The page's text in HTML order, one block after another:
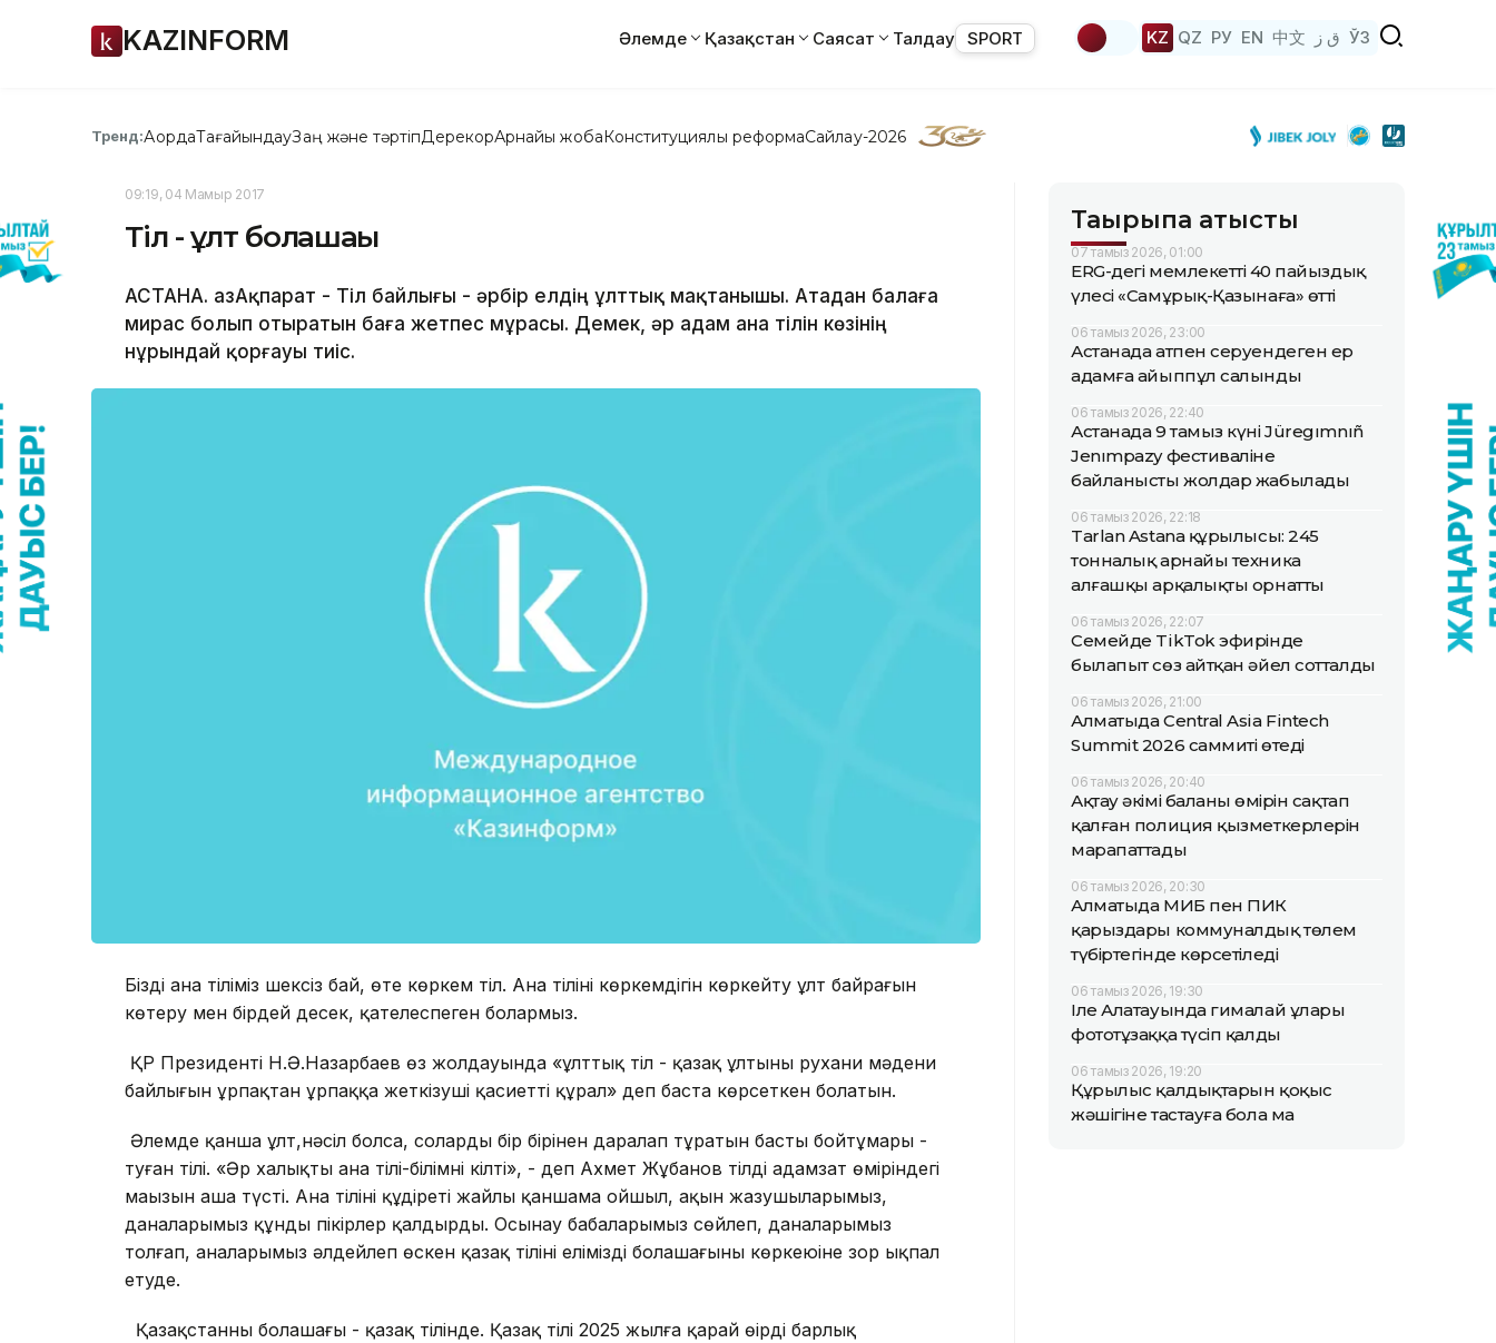
KAZINFORM Әлемде Қазақстан Саясат Талдау SPORT KZ QZ РУ EN 中文 ق ز ЎЗ
Тренд:АқордаТағайындауЗаң және тәртіпДерекқорАрнайы жобаКонституциялық реформаСайлау-2026
09:19, 04 Мамыр 2017
Тіл - ұлт болашағы
АСТАНА. ҚазАқпарат - Тіл байлығы - әрбір елдің ұлттық мақтанышы. Атадан балаға
мирас болып отыратын баға жетпес мұрасы. Демек, әр адам ана тілін көзінің
нұрындай қорғауы тиіс.
Біздің ана тіліміз шексіз бай, өте көркем тіл. Ана тілінің көркемдігін көркейту ұлт байрағын
көтеру мен бірдей десек, қателеспеген болармыз.
ҚР Президенті Н.Ә.Назарбаев өз жолдауында «ұлттық тіл - қазақ ұлтының рухани мәдени
байлығын ұрпақтан ұрпаққа жеткізуші қасиетті құрал» деп баста көрсеткен болатын.
Әлемде қанша ұлт,нәсіл болса, соларды бір бірінен даралап тұратын басты бойтұмары -
туған тілі. «Әр халықтың ана тілі-білімнің кілті», - деп Ахмет Жұбанов тілдің адамзат өміріндегі
маңызын аша түсті. Ана тілінің құдіреті жайлы қаншама ойшыл, ақын жазушыларымыз,
даналарымыз құнды пікірлер қалдырды. Осынау бабаларымыз сөйлеп, даналарымыз
толғап, аналарымыз әлдейлеп өскен қазақ тілінің еліміздің болашағының көркеюіне зор ықпал
етуде.
Қазақстанның болашағы - қазақ тілінде. Қазақ тілі 2025 жылға қарай өңірдің барлық
Тақырыпқа қатысты
07 тамыз 2026, 01:00
ERG-дегі мемлекеттің 40 пайыздық
үлесі «Самұрық-Қазынаға» өтті
06 тамыз 2026, 23:00
Астанада атпен серуендеген ер
адамға айыппұл салынды
06 тамыз 2026, 22:40
Астанада 9 тамыз күні Jüregımnıñ
Jenımpazy фестиваліне
байланысты жолдар жабылады
06 тамыз 2026, 22:18
Tarlan Astana құрылысы: 245
тонналық арнайы техника
алғашқы арқалықты орнатты
06 тамыз 2026, 22:07
Семейде TikTok эфирінде
былапыт сөз айтқан әйел сотталды
06 тамыз 2026, 21:00
Алматыда Central Asia Fintech
Summit 2026 саммиті өтеді
06 тамыз 2026, 20:40
Ақтау әкімі баланың өмірін сақтап
қалған полиция қызметкерлерін
марапаттады
06 тамыз 2026, 20:30
Алматыда МИБ пен ПИК
қарыздары коммуналдық төлем
түбіртегінде көрсетіледі
06 тамыз 2026, 19:30
Іле Алатауында гималай ұлары
фототұзаққа түсіп қалды
06 тамыз 2026, 19:20
Құрылыс қалдықтарын қоқыс
жәшігіне тастауға бола ма